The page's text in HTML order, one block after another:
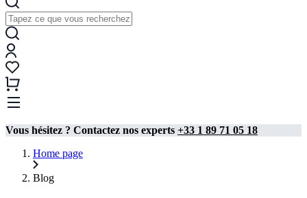
Vous hésitez ? Contactez nos experts +33 1 89 71 05 18
Home page
Blog